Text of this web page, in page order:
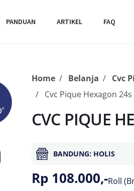
PANDUAN ARTIKEL FAQ
Home Belanja Cvc
Cvc Pique Hexagon
CVC PIQUE
BANDUNG: HOLIS
Rp 108.000,-Roll